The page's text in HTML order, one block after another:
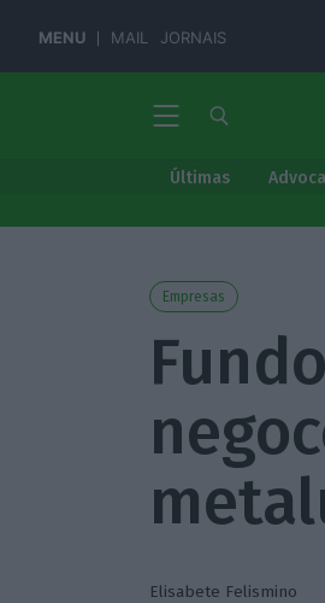
MENU MAIL JORNAIS
Últimas
Empresas
Elisabete Felismino